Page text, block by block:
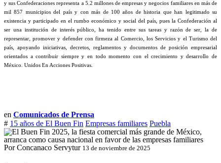
y sus Confederaciones representa a 5.2 millones de empresas y negocios familiares en más de
mil 857 municipios del país y con más de 100 años de historia que han legitimado su
existencia y participado en el rumbo económico y social del país, pues la Confederación al
ser una institución de interés público, ha tenido entre sus tareas y razón de ser, la de
representar, promover y defender con firmeza al Comercio, los Servicios y el Turismo del
país, apoyando iniciativas, decretos, reglamentos y documentos de posición empresarial
orientados a contribuir siempre y en todo momento con el crecimiento y desarrollo de
México. Unidos En Acciones Positivas.
en Comunicados de Prensa
# 15 años de El Buen Fin Empresas familiares Puebla
Por Concanaco Servytur 13 de noviembre de 2025